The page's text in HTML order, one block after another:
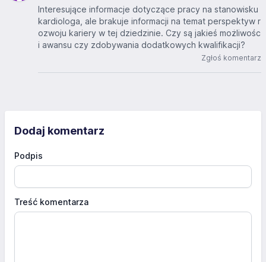
Interesujące informacje dotyczące pracy na stanowisku
kardiologa, ale brakuje informacji na temat perspektyw r
ozwoju kariery w tej dziedzinie. Czy są jakieś możliwośc
i awansu czy zdobywania dodatkowych kwalifikacji?
Zgłoś komentarz
Dodaj komentarz
Podpis
Treść komentarza